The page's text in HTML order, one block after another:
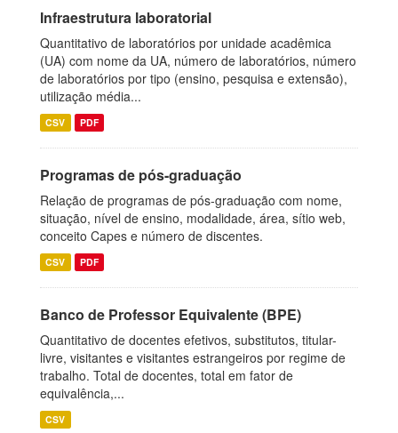
Infraestrutura laboratorial
Quantitativo de laboratórios por unidade acadêmica
(UA) com nome da UA, número de laboratórios, número
de laboratórios por tipo (ensino, pesquisa e extensão),
utilização média...
CSV PDF
Programas de pós-graduação
Relação de programas de pós-graduação com nome,
situação, nível de ensino, modalidade, área, sítio web,
conceito Capes e número de discentes.
CSV PDF
Banco de Professor Equivalente (BPE)
Quantitativo de docentes efetivos, substitutos, titular-
livre, visitantes e visitantes estrangeiros por regime de
trabalho. Total de docentes, total em fator de
equivalência,...
CSV